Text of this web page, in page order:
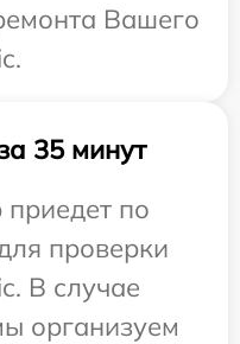
Вашего
35 минут
по
проверки
В случае
организуем